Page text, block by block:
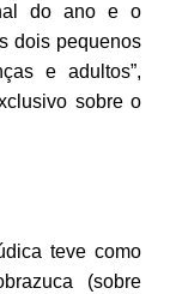
do ano e o
dois pequenos
e adultos”,
sobre o
teve como
(sobre